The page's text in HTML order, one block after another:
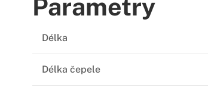
Parametry
Délka
Délka čepele